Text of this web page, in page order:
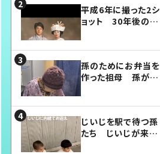
平成6年に撮った2シ
ョット 30年後の姿
孫のためにお弁当を
作った祖母 孫が絶
じいじを駅で待つ孫
たち じいじが来た